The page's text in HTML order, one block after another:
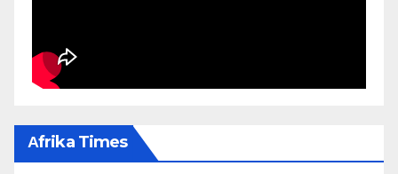
Αfrika Times